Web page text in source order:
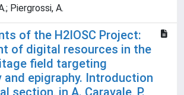
Piergrossi, A.
of the H2IOSC Project:
of digital resources in the
field targeting
and epigraphy. Introduction